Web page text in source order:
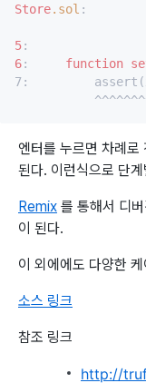
Store.sol :
5
6: function
7:
엔터를 누르면 차례로
된다. 이런식으로 단
Remix 를 통해서 디
이 된다.
이 외에에도 다양한
소스 링크
참조 링크
http://